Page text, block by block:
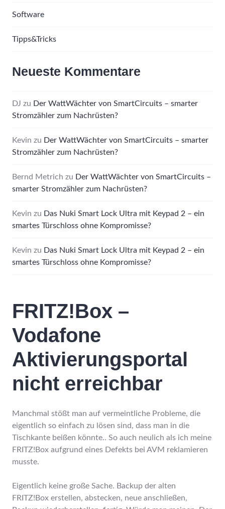
Software
Tipps&Tricks
Neueste Kommentare
DJ zu Der WattWächter von SmartCircuits – smarter
Stromzähler zum Nachrüsten?
Kevin zu Der WattWächter von SmartCircuits – smarter
Stromzähler zum Nachrüsten?
Bernd Metrich zu Der WattWächter von SmartCircuits –
smarter Stromzähler zum Nachrüsten?
Kevin zu Das Nuki Smart Lock Ultra mit Keypad 2 – ein
smartes Türschloss ohne Kompromisse?
Kevin zu Das Nuki Smart Lock Ultra mit Keypad 2 – ein
smartes Türschloss ohne Kompromisse?
FRITZ!Box –
Vodafone
Aktivierungsportal
nicht erreichbar
Manchmal stößt man auf vermeintliche Probleme, die
eigentlich so einfach zu lösen sind, dass man in die
Tischkante beißen könnte.. So auch neulich als ich meine
FRITZ!Box aufgrund eines Defekts bei AVM reklamieren
musste.
Eigentlich keine große Sache. Backup der alten
FRITZ!Box erstellen, abstecken, neue anschließen,